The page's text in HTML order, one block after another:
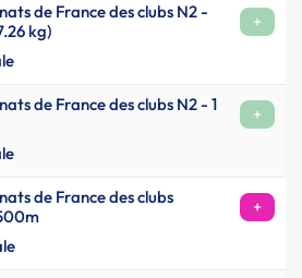
de France des clubs N2 -
kg)
+
de France des clubs N2 - 1
+
de France des clubs
+